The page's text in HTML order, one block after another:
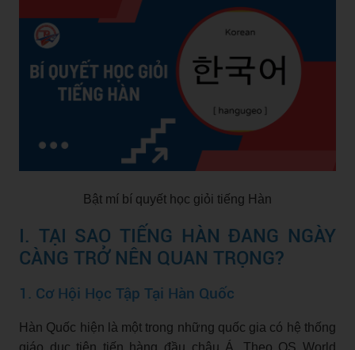
Bật mí bí quyết học giỏi tiếng Hàn
I. TẠI SAO TIẾNG HÀN ĐANG NGÀY
CÀNG TRỞ NÊN QUAN TRỌNG?
1. Cơ Hội Học Tập Tại Hàn Quốc
Hàn Quốc hiện là một trong những quốc gia có hệ thống
giáo dục tiên tiến hàng đầu châu Á. Theo QS World